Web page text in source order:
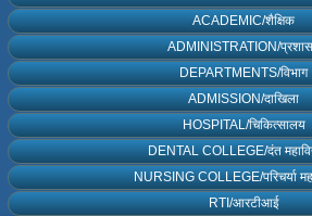
ACADEMIC/शैक्षिक
ADMINISTRATION/
DEPARTMENTS/विभाग
ADMISSION/दाखिला
HOSPITAL/चिकित्सालय
DENTAL COLLEGE/दंत
NURSING COLLEGE/परिचर्या
RTI/आरटीआई